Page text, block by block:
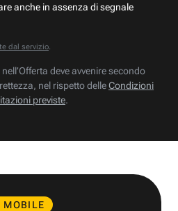
anche in assenza di segnale
dal servizio.
deve avvenire secondo
nel rispetto delleCondizioni
previste.
MOBILE